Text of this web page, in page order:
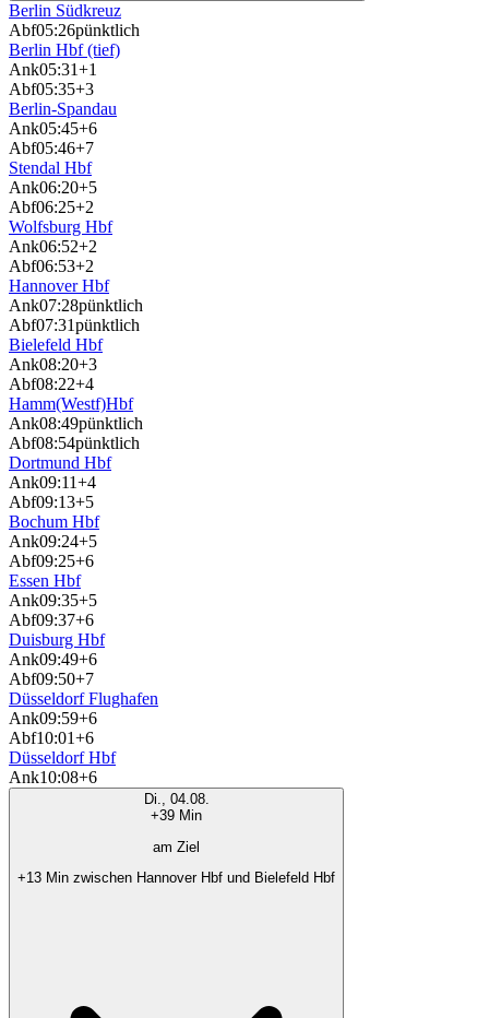
Berlin Südkreuz
Abf05:26pünktlich
Berlin Hbf (tief)
Ank05:31+1
Abf05:35+3
Berlin-Spandau
Ank05:45+6
Abf05:46+7
Stendal Hbf
Ank06:20+5
Abf06:25+2
Wolfsburg Hbf
Ank06:52+2
Abf06:53+2
Hannover Hbf
Ank07:28pünktlich
Abf07:31pünktlich
Bielefeld Hbf
Ank08:20+3
Abf08:22+4
Hamm(Westf)Hbf
Ank08:49pünktlich
Abf08:54pünktlich
Dortmund Hbf
Ank09:11+4
Abf09:13+5
Bochum Hbf
Ank09:24+5
Abf09:25+6
Essen Hbf
Ank09:35+5
Abf09:37+6
Duisburg Hbf
Ank09:49+6
Abf09:50+7
Düsseldorf Flughafen
Ank09:59+6
Abf10:01+6
Düsseldorf Hbf
Ank10:08+6
Di., 04.08.
+39 Min
am Ziel
+13 Min zwischen Hannover Hbf und Bielefeld Hbf